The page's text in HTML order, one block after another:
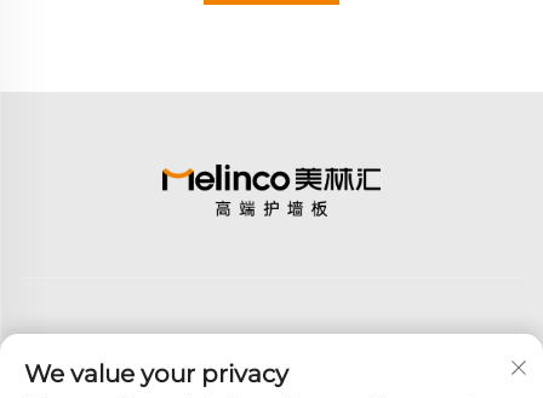
We value your privacy